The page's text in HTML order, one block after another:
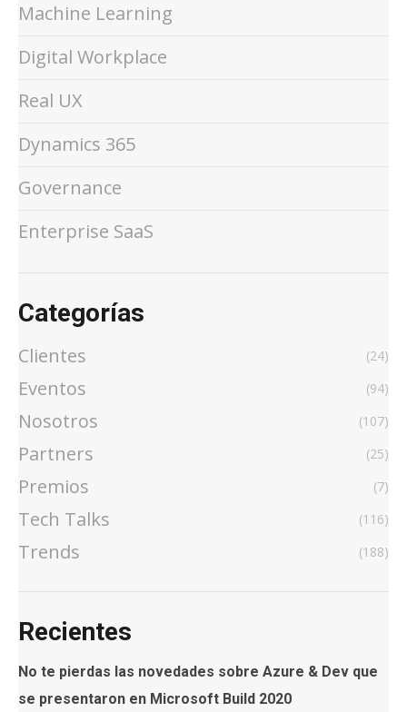
Machine Learning
Digital Workplace
Real UX
Dynamics 365
Governance
Enterprise SaaS
Categorías
Clientes (24)
Eventos (94)
Nosotros (107)
Partners (25)
Premios (7)
Tech Talks (116)
Trends (188)
Recientes
No te pierdas las novedades sobre Azure & Dev que
se presentaron en Microsoft Build 2020